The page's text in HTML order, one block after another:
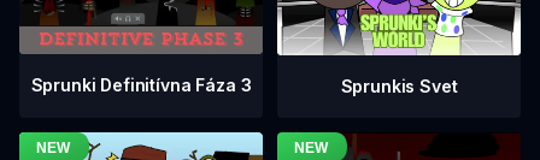
Sprunki Definitívna Fáza 3 Sprunkis Svet